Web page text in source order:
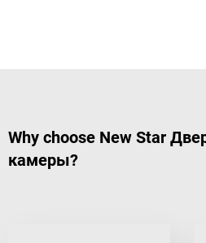
Why choose New Star
камеры?